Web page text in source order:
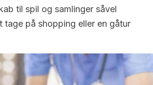
til spil og samlinger såvel
tage på shopping eller en gåtur